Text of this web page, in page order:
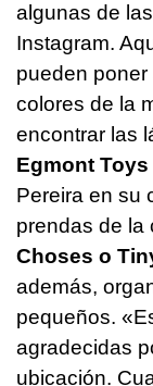
algunas de
Instagram.
pueden
colores de la
encontrar las
Egmont Toys
Pereira en su
prendas de la
Choses o
además,
pequeños.
agradecidas
ubicación.